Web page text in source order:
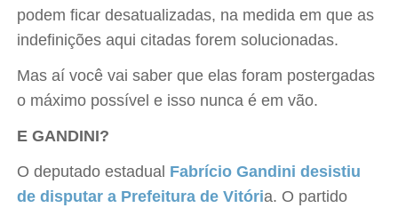
podem ficar desatualizadas, na medida em que as
indefinições aqui citadas forem solucionadas.
Mas aí você vai saber que elas foram postergadas
o máximo possível e isso nunca é em vão.
E GANDINI?
O deputado estadual Fabrício Gandini desistiu
de disputar a Prefeitura de Vitória. O partido